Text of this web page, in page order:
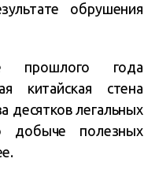
обрушения
прошлого года
китайская стена
десятков легальных
добыче полезных